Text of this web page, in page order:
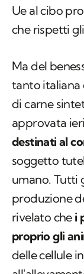
Ue al cibo
che rispetti
Ma del
tanto italiana
di carne
approvata
destinati al
soggetto
umano. Tutti
produzione
rivelato chei
proprio gli
delle cellule